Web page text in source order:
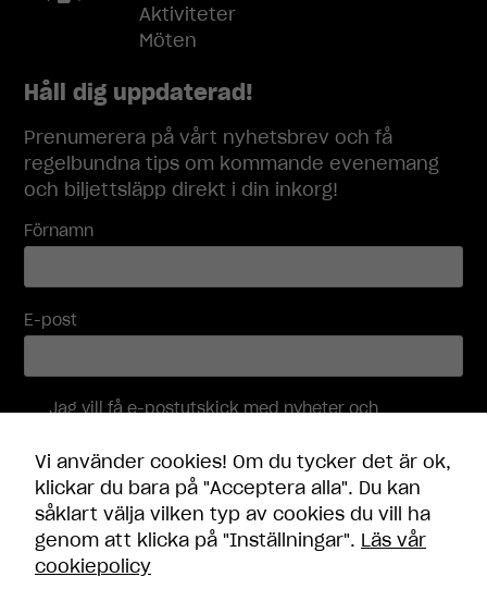
Aktiviteter
Möten
Håll dig uppdaterad!
Prenumerera på vårt nyhetsbrev och få
regelbundna tips om kommande evenemang
och biljettsläpp direkt i din inkorg!
Förnamn
E-post
Jag vill få e-postutskick med nyheter och
personuppgifter behandlas i enlighet med
integritetspolicyn.
Skicka
Vi använder cookies! Om du tycker det är ok,
klickar du bara på "Acceptera alla". Du kan
såklart välja vilken typ av cookies du vill ha
genom att klicka på "Inställningar". Läs vår
cookiepolicy
cookies går
inte att välja
bort. De
behövs för